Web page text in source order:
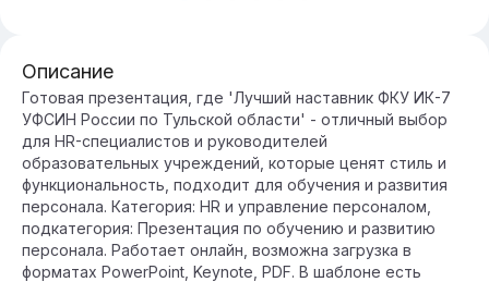
Описание
Готовая презентация, где 'Лучший наставник ФКУ ИК-7
УФСИН России по Тульской области' - отличный выбор
для HR-специалистов и руководителей
образовательных учреждений, которые ценят стиль и
функциональность, подходит для обучения и развития
персонала. Категория: HR и управление персоналом,
подкатегория: Презентация по обучению и развитию
персонала. Работает онлайн, возможна загрузка в
форматах PowerPoint, Keynote, PDF. В шаблоне есть